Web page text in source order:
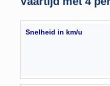
Snelheid in km/u